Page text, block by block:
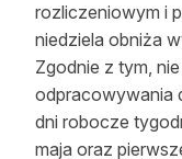
Lasy prywatne
O nas
100 lat
rozliczeniowym i
niedziela obniża
Zgodnie z tym,
odpracowywania
dni robocze
maja oraz